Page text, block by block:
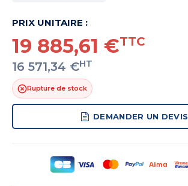
PRIX UNITAIRE :
19 885,61 €TTC
16 571,34 €HT
Rupture de stock
DEMANDER UN DEVIS